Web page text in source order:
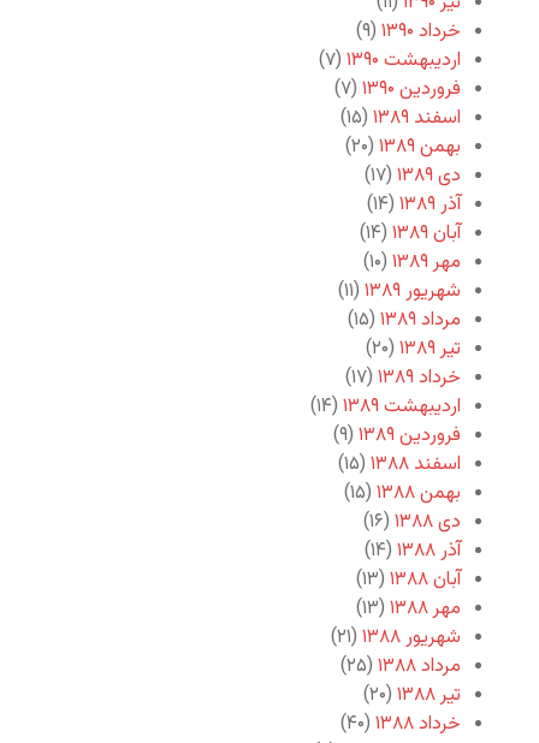
خرداد ۱۳۹۰
(۹)
اردیبهشت ۱۳۹۰
(۷)
فروردین ۱۳۹۰
(۷)
اسفند ۱۳۸۹
(۱۵)
بهمن ۱۳۸۹
(۲۰)
دی ۱۳۸۹
(۱۷)
آذر ۱۳۸۹
(۱۴)
آبان ۱۳۸۹
(۱۴)
مهر ۱۳۸۹
(۱۰)
شهریور ۱۳۸۹
(۱۱)
مرداد ۱۳۸۹
(۱۵)
تیر ۱۳۸۹
(۲۰)
خرداد ۱۳۸۹
(۱۷)
اردیبهشت ۱۳۸۹
(۱۴)
فروردین ۱۳۸۹
(۹)
اسفند ۱۳۸۸
(۱۵)
بهمن ۱۳۸۸
(۱۵)
دی ۱۳۸۸
(۱۶)
آذر ۱۳۸۸
(۱۴)
آبان ۱۳۸۸
(۱۳)
مهر ۱۳۸۸
(۱۳)
شهریور ۱۳۸۸
(۲۱)
مرداد ۱۳۸۸
(۲۵)
تیر ۱۳۸۸
(۲۰)
خرداد ۱۳۸۸
(۴۰)